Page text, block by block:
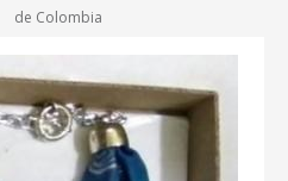
de Colombia